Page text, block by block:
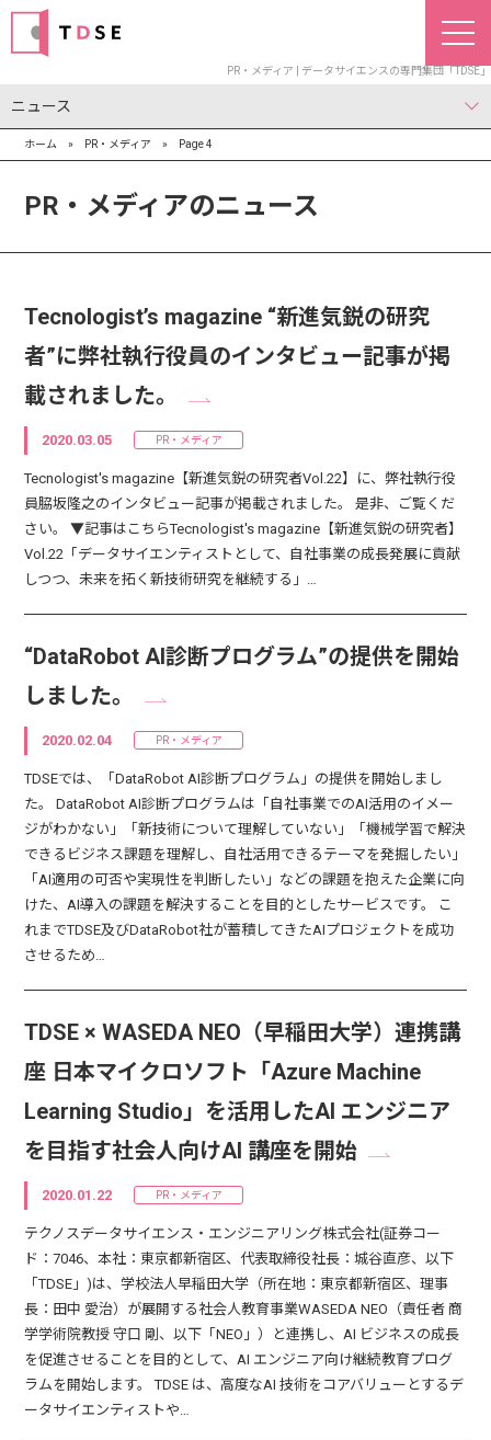
PR・メディア | データサイエンスの専門集団「TDSE」
ニュース
お知らせ
PR・メディア
ホーム » PR・メディア » Page 4
PR・メディアのニュース
Tecnologist’s magazine “新進気鋭の研究
者”に弊社執行役員のインタビュー記事が掲
載されました。
2020.03.05 PR・メディア
Tecnologist's magazine【新進気鋭の研究者Vol.22】に、弊社執行役
員脇坂隆之のインタビュー記事が掲載されました。 是非、ご覧くだ
さい。 ▼記事はこちらTecnologist's magazine【新進気鋭の研究者】
Vol.22「データサイエンティストとして、自社事業の成長発展に貢献
しつつ、未来を拓く新技術研究を継続する」…
“DataRobot AI診断プログラム”の提供を開始
しました。
2020.02.04 PR・メディア
TDSEでは、「DataRobot AI診断プログラム」の提供を開始しまし
た。 DataRobot AI診断プログラムは「自社事業でのAI活用のイメー
ジがわかない」「新技術について理解していない」「機械学習で解決
できるビジネス課題を理解し、自社活用できるテーマを発掘したい」
「AI適用の可否や実現性を判断したい」などの課題を抱えた企業に向
けた、AI導入の課題を解決することを目的としたサービスです。 こ
れまでTDSE及びDataRobot社が蓄積してきたAIプロジェクトを成功
させるため…
TDSE × WASEDA NEO（早稲田大学）連携講
座 日本マイクロソフト「Azure Machine
Learning Studio」を活用したAI エンジニア
を目指す社会人向けAI 講座を開始
2020.01.22 PR・メディア
テクノスデータサイエンス・エンジニアリング株式会社(証券コー
ド：7046、本社：東京都新宿区、代表取締役社長：城谷直彦、以下
「TDSE」)は、学校法人早稲田大学（所在地：東京都新宿区、理事
長：田中 愛治）が展開する社会人教育事業WASEDA NEO（責任者 商
学学術院教授 守口 剛、以下「NEO」）と連携し、AI ビジネスの成長
を促進させることを目的として、AI エンジニア向け継続教育プログ
ラムを開始します。 TDSE は、高度なAI 技術をコアバリューとするデ
ータサイエンティストや…